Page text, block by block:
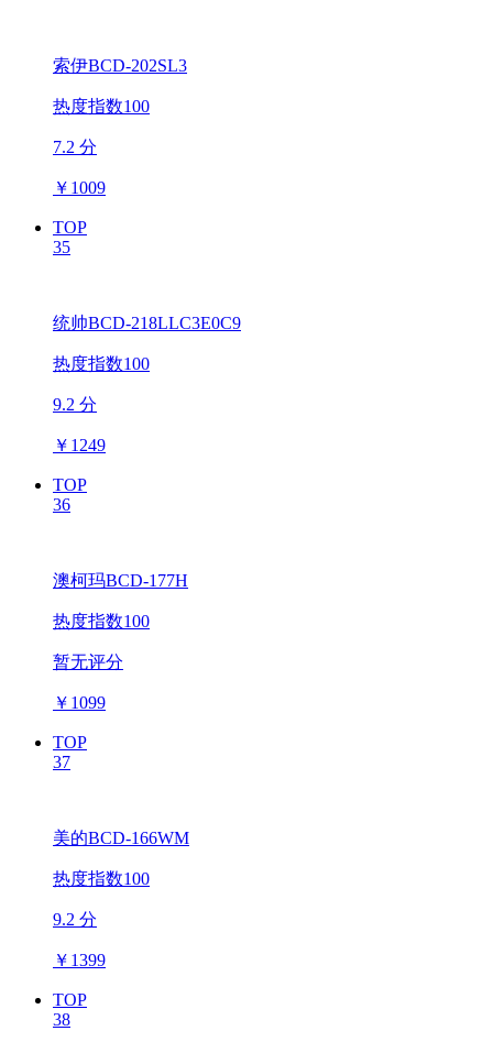
索伊BCD-202SL3
热度指数100
7.2 分
￥ 1009
TOP
35
统帅BCD-218LLC3E0C9
热度指数100
9.2 分
￥ 1249
TOP
36
澳柯玛BCD-177H
热度指数100
暂无评分
￥ 1099
TOP
37
美的BCD-166WM
热度指数100
9.2 分
￥ 1399
TOP
38